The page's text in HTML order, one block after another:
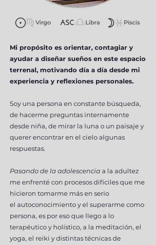
Mi propósito es orientar, contagiar y
ayudar a diseñar sueños en este espacio
terrenal, motivando día a día desde mi
experiencia y reflexiones personales.
Soy una persona en constante búsqueda,
de hacerme preguntas internamente
desde niña, de mirar la luna o un paisaje y
querer encontrar en el cielo algunas
respuestas.
Pasando de la adolescencia a la adultez
me enfrenté con procesos difíciles que me
hicieron tomarme más en serio
el autoconocimiento y el superarme como
persona, es por eso que llego a lo
terapéutico y holístico, a la meditación, el
yoga, el reiki y distintas técnicas de